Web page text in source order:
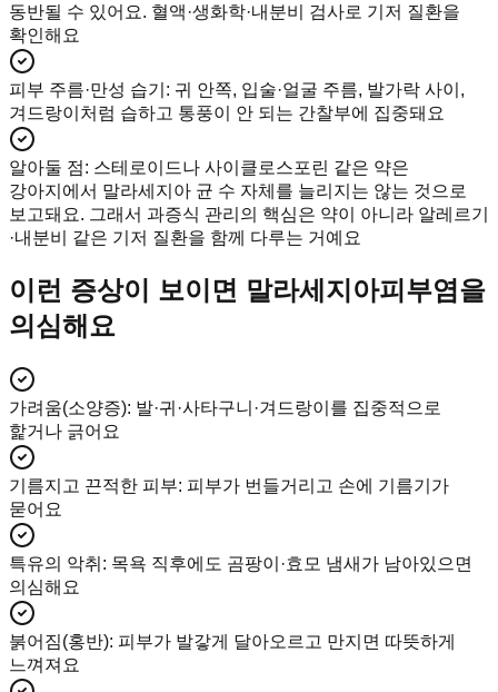
동반될 수 있어요. 혈액·생화학·내분비 검사로 기저 질환을
확인해요
피부 주름·만성 습기 : 귀 안쪽, 입술·얼굴 주름, 발가락 사이,
겨드랑이처럼 습하고 통풍이 안 되는 간찰부에 집중돼요
알아둘 점: 스테로이드나 사이클로스포린 같은 약은
강아지에서 말라세지아 균 수 자체를 늘리지는 않는 것으로
보고돼요. 그래서 과증식 관리의 핵심은 약이 아니라 알레르기
·내분비 같은 기저 질환을 함께 다루는 거예요
이런 증상이 보이면 말라세지아피부염을
의심해요
가려움(소양증): 발·귀·사타구니·겨드랑이를 집중적으로
핥거나 긁어요
기름지고 끈적한 피부: 피부가 번들거리고 손에 기름기가
묻어요
특유의 악취 : 목욕 직후에도 곰팡이·효모 냄새가 남아있으면
의심해요
붉어짐(홍반): 피부가 발갛게 달아오르고 만지면 따뜻하게
느껴져요